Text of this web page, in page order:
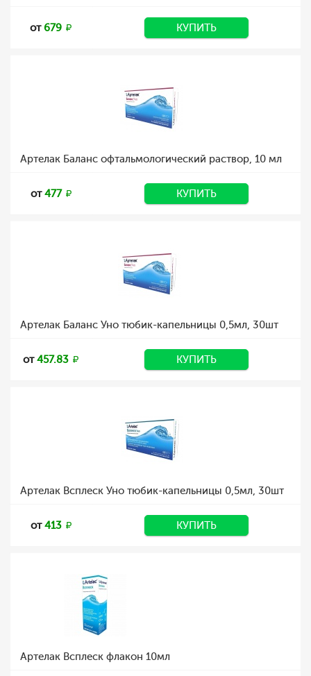
от679 КУПИТЬ
Артелак Баланс офтальмологический раствор, 10 мл
от477 КУПИТЬ
Артелак Баланс Уно тюбик-капельницы 0,5мл, 30шт
от457.83 КУПИТЬ
Артелак Всплеск Уно тюбик-капельницы 0,5мл, 30шт
от413 КУПИТЬ
Артелак Всплеск флакон 10мл